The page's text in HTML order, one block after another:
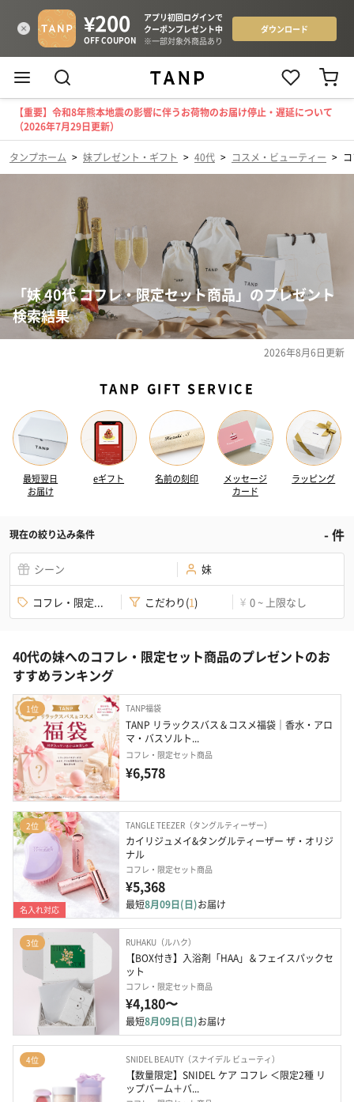
【重要】令和8年熊本地震の影響に伴うお荷物のお届け停止・遅延について
（2026年7月29日更新）
タンプホーム > 妹プレゼント・ギフト > 40代 > コスメ・ビューティー >
「妹 40代 コフレ・限定セット商品」のプレゼント
検索結果
2026年8月6日更新
TANP GIFT SERVICE
最短翌日
お届け
eギフト 名前の刻印
メッセージ
カード
ラッピング
現在の絞り込み条件 -件
シーン 妹
コフレ・限定... こだわり(1) ¥ 0 ~ 上限なし
40代の妹へのコフレ・限定セット商品のプレゼントのお
すすめランキング
1位 TANP福袋
TANP リラックスバス＆コスメ福袋｜香水・アロ
マ・バスソルト...
コフレ・限定セット商品
¥6,578
2位
名入れ対応
TANGLE TEEZER（タングルティーザー）
カイリジュメイ&タングルティーザー ザ・オリジ
ナル
コフレ・限定セット商品
¥5,368
最短8月09日(日)お届け
3位 RUHAKU（ルハク）
【BOX付き】入浴剤「HAA」＆フェイスパックセ
ット
コフレ・限定セット商品
¥4,180〜
最短8月09日(日)お届け
4位 SNIDEL BEAUTY（スナイデル ビューティ）
【数量限定】SNIDEL ケア コフレ ＜限定2種 リ
ップバーム＋バ...